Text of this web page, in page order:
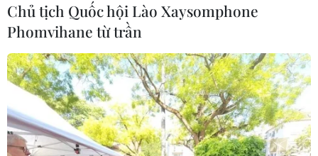
Đợi tín hiệu từ Fed, các thị trường chứng
khoán châu Á biến động trái chiều
18/06/2025 09:19
Giới đầu tư đang theo dõi các diễn biến liên quan đến
Chủ tịch Quốc hội Lào Xaysomphone
Phomvihane từ trần